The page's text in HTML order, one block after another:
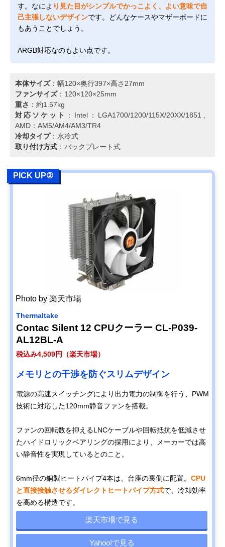
す。なによ り見た目がシンプルでかっこよく、よい意味で自
己主張しないデザインです。どんなケースやマザーボードに
もあうことでしょう。
ARGB対応なのもよい点です。
本体サイズ：幅120×奥行397×高さ27mm
ファンサイズ：120×120×25mm
重さ ：約1.57kg
対応ソケット
：Intel：LGA1700/1200/115X/20XX/1851、
AMD：AM5/AM4/AM3/TR4
冷却タイプ：水冷式
取り付け方式 ：バックプレート式
PICK UP②
Photo by 楽天市場
Thermaltake
Contac Silent 12 CPUクーラー CL-P039-
AL12BL-A
税込み4,509円（楽天市場）
メモリとの干渉を防ぐスリムデザイン
電源の高速スイッチングにより出力電力の制御を行う、PWM
技術に対応した120mm静音ファンを搭載。
ファンの回転数を抑えるLNCケーブルや回転抵抗を低減させ
たハイドロリックベアリングの採用により、メーカーでは高
い静音性を実現しているとのこと。
6mm径の銅製ヒートパイプ4本は、台座の裏側に配置。 CPU
と直接接触させるダイレクトヒートパイプ方式で、冷却効率
を高める構造です。
楽天市場で見る
Yahoo!で見る